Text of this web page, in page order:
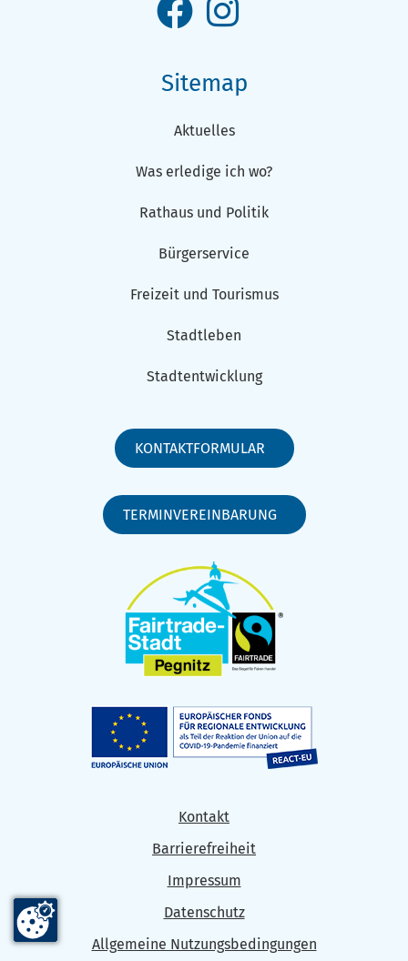
Sitemap
Aktuelles
Was erledige ich wo?
Rathaus und Politik
Bürgerservice
Freizeit und Tourismus
Stadtleben
Stadtentwicklung
KONTAKTFORMULAR
TERMINVEREINBARUNG
Kontakt
Barrierefreiheit
Impressum
Datenschutz
Allgemeine Nutzungsbedingungen